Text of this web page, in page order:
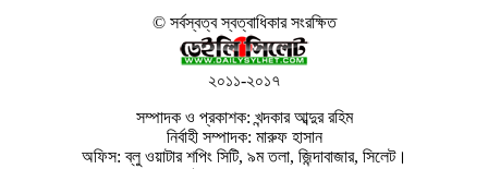
© সর্বস্বত্ব স্বত্বাধিকার সংরক্ষিত
২০১১-২০১৭
সম্পাদক ও প্রকাশক: খন্দকার আব্দুর রহিম
নির্বাহী সম্পাদক: মারুফ হাসান
অফিস: ব্লু ওয়াটার শপিং সিটি, ৯ম তলা, জিন্দাবাজার, সিলেট।